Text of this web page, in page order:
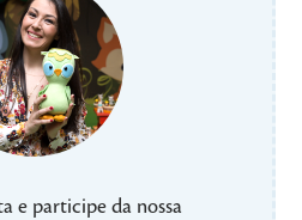
e participe da nossa